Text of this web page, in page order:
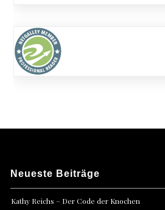
Neueste Beiträge
Kathy Reichs – Der Code der Knochen